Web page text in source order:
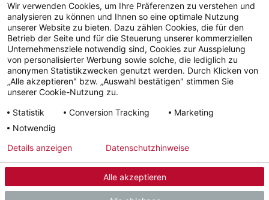
legali generali dati consegna
Facebook YouTube LinkedIn
Instagram
© 2026 - STIEBEL ELTRON GmbH & Co. KG (DE)
Wir verwenden Cookies, um Ihre Präferenzen zu verstehen und
analysieren zu können und Ihnen so eine optimale Nutzung
unserer Website zu bieten. Dazu zählen Cookies, die für den
Betrieb der Seite und für die Steuerung unserer kommerziellen
Unternehmensziele notwendig sind, Cookies zur Ausspielung
von personalisierter Werbung sowie solche, die lediglich zu
anonymen Statistikzwecken genutzt werden. Durch Klicken von
„Alle akzeptieren" bzw. „Auswahl bestätigen" stimmen Sie
unserer Cookie-Nutzung zu.
Statistik
Conversion Tracking
Marketing
Notwendig
Alle akzeptieren
Details anzeigen Datenschutzhinweise